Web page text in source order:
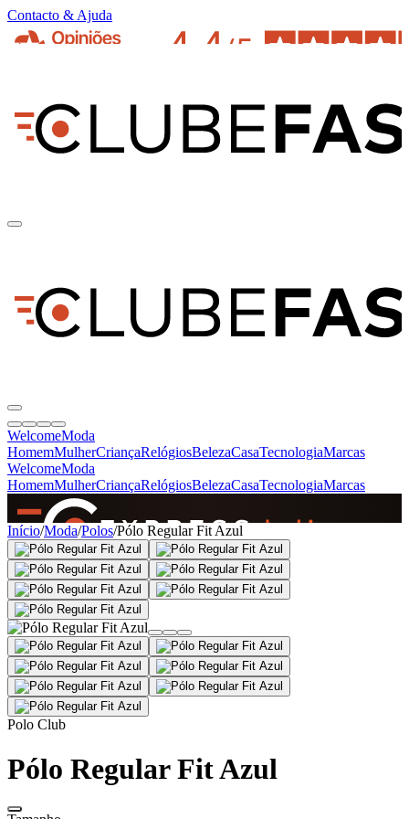
Contacto & Ajuda
WelcomeModa
HomemMulherCriançaRelógiosBelezaCasaTecnologiaMarcas
WelcomeModa
HomemMulherCriançaRelógiosBelezaCasaTecnologiaMarcas
SINCE 2005
+de 36.000 reviews
Início/Moda/Polos/Pólo Regular Fit Azul
Polo Club
Pólo Regular Fit Azul